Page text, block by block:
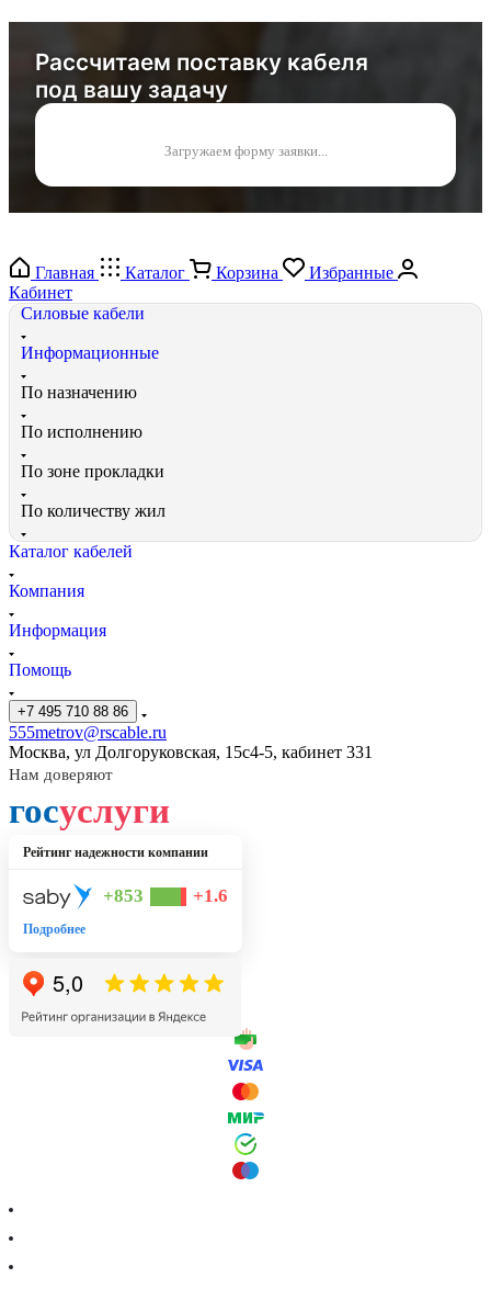
Рассчитаем поставку кабеля
под вашу задачу
Загружаем форму заявки...
Главная Каталог Корзина
Избранные
Кабинет
Силовые кабели
Информационные
По назначению
По исполнению
По зоне прокладки
По количеству жил
Каталог кабелей
Компания
Информация
Помощь
+7 495 710 88 86
555metrov@rscable.ru
Москва, ул Долгоруковская, 15с4-5, кабинет 331
Нам доверяют
госуслуги
Рейтинг надежности компании
+853 +1.6
Подробнее